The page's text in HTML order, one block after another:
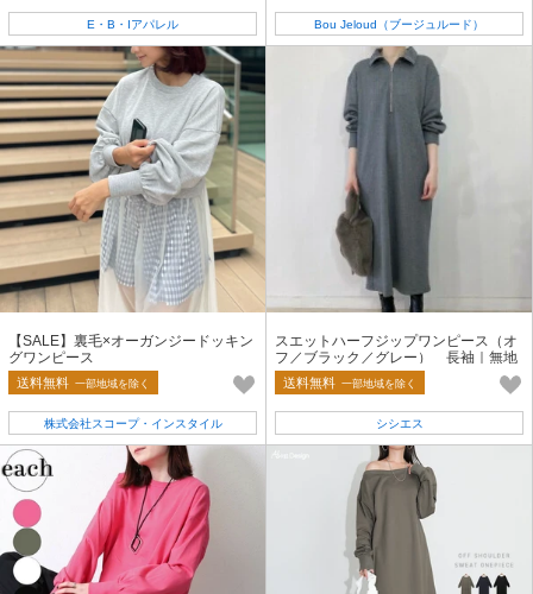
E・B・Iアパレル Bou Jeloud（ブージュルード）
【SALE】裏毛×オーガンジードッキン
グワンピース
送料無料 一部地域を除く
株式会社スコープ・インスタイル
スエットハーフジップワンピース（オ
フ／ブラック／グレー） 長袖｜無地
｜カジュアル｜レディース
送料無料 一部地域を除く
シシエス